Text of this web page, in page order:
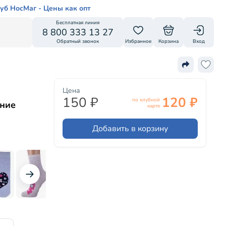
НосМаг - Цены как опт
Бесплатная линия
8 800 333 13 27
Обратный звонок Избранное Корзина Вход
Цена
150 ₽
по клубной
карте 120 ₽
Добавить в корзину